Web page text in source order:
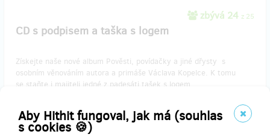
Aby Hithit fungoval, jak má (souhlas
s cookies 🍪)
zbývá 24 z 25
CD s podpisem a taška s logem
Získejte naše nové album Pověsti, povídačky a jiné dřysty s
osobním věnováním autora a primáše Václava Kopelce. K tomu
se staňte i majiteli jedné z padesáti tašek s logem